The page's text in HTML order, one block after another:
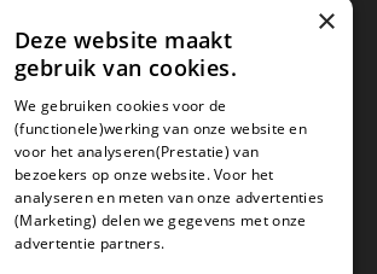
×
Deze website maakt
gebruik van cookies.
We gebruiken cookies voor de
(functionele)werking van onze website en
voor het analyseren(Prestatie) van
bezoekers op onze website. Voor het
analyseren en meten van onze advertenties
(Marketing) delen we gegevens met onze
advertentie partners.